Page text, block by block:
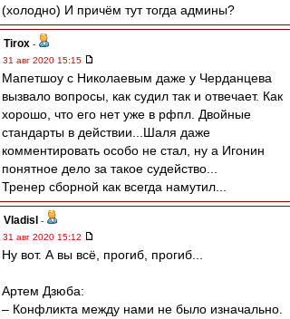
(холодно) И причём тут тогда админы?
Tirox -
31 авг 2020 15:15
Мапетшоу с Николаевым даже у Черданцева
вызвало вопросы, как судил так и отвечает. Как
хорошо, что его нет уже в рфпл. Двойные
стандарты в действии...Шаля даже
комментировать особо не стал, ну а Игонин
понятное дело за такое судейство...
Тренер сборной как всегда намутил...
Vladisl
-
31 авг 2020 15:12
Ну вот. А вы всё, прогиб, прогиб...
Артем Дзюба:
– Конфликта между нами не было изначально.